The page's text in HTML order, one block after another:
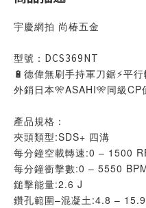
宇慶網拍 尚椿五金
型號： DCS369NT
🔋德偉無刷手持軍刀鋸⚡平行
外銷日本🎌ASAHI🎌同級CP
產品規格：
夾頭類型:SDS+ 四溝
每分鐘空載轉速:0 – 1500
每分鐘衝擊數:0 – 5550
鎚擊能量:2.6 J
鑽孔範圍–混凝土:4.8 –